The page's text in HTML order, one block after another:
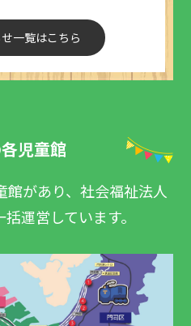
一覧はこちら
児童館
があり、社会福祉法人
運営しています。